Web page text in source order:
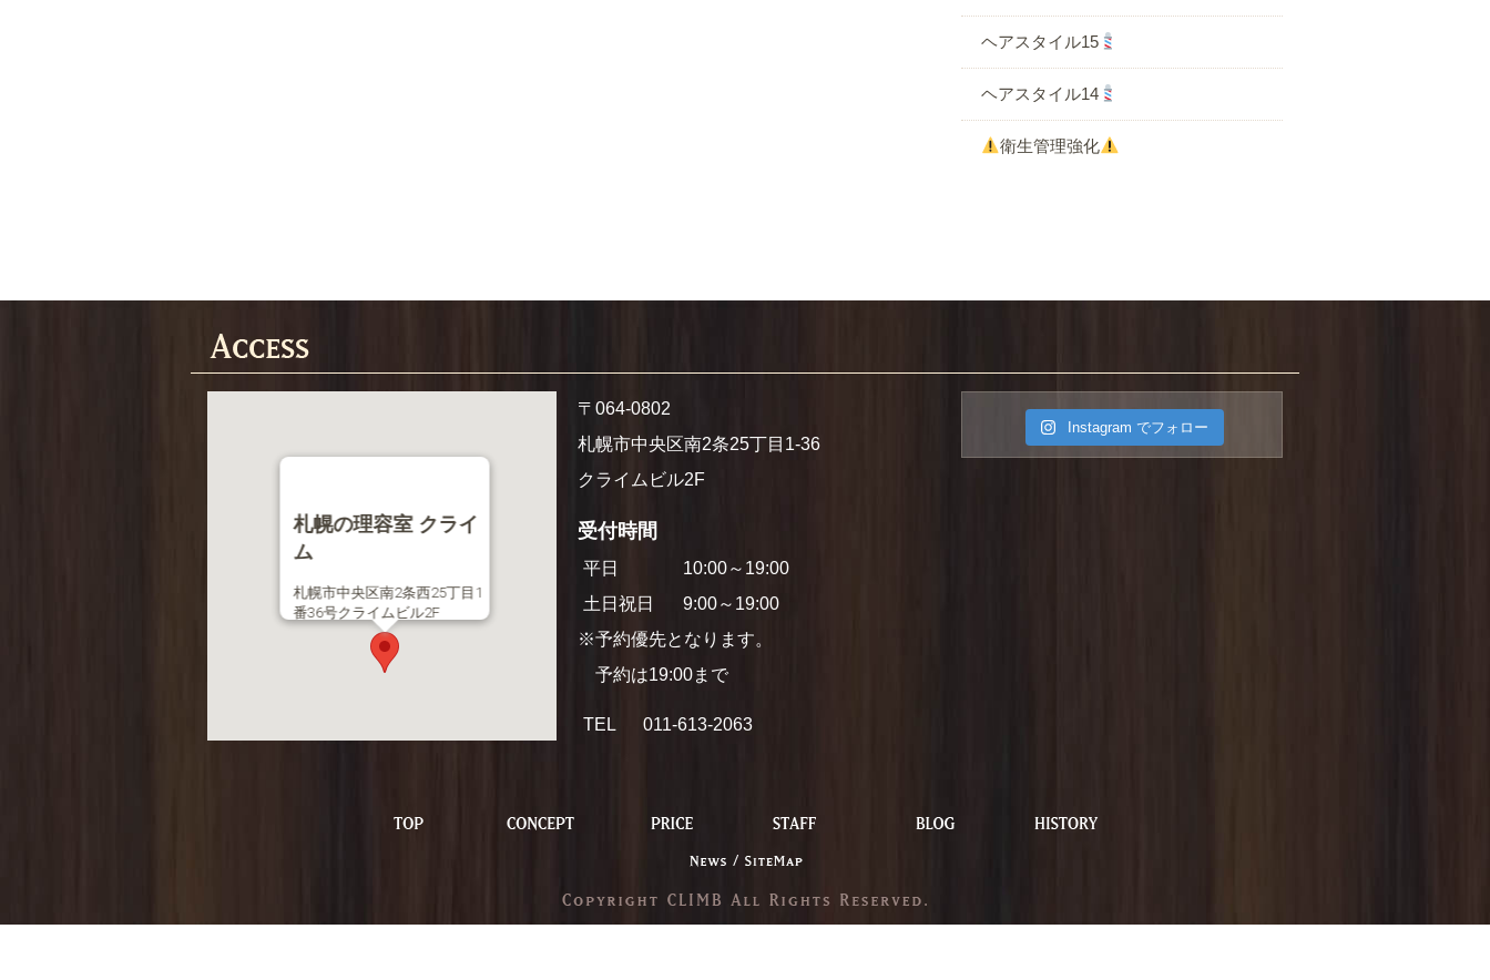
ヘアスタイル15
ヘアスタイル14
衛生管理強化
札幌の理容室 クライ
ム
札幌市中央区南2条西25丁目1
番36号クライムビル2F
TEL 011-613-2063
〒064-0802
札幌市中央区南2条25丁目1-36
クライムビル2F
受付時間
平日
10:00～19:00
土日祝日
9:00～19:00
※予約優先となります。
予約は19:00まで
TEL 011-613-2063
Instagram でフォロー
CONCEPT PRICE STAFF BLOG
NEWS